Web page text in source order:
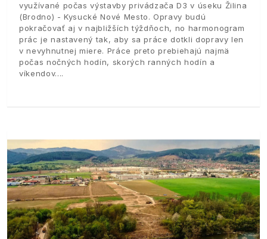
využívané počas výstavby privádzača D3 v úseku Žilina
(Brodno) - Kysucké Nové Mesto. Opravy budú
pokračovať aj v najbližších týždňoch, no harmonogram
prác je nastavený tak, aby sa práce dotkli dopravy len
v nevyhnutnej miere. Práce preto prebiehajú najmä
počas nočných hodín, skorých ranných hodín a
víkendov.